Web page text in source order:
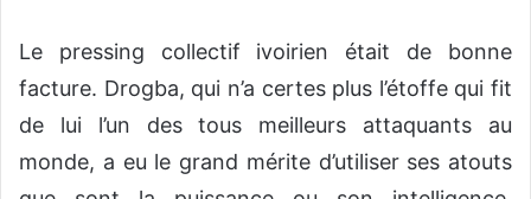
Le pressing collectif ivoirien était de bonne
facture. Drogba, qui n’a certes plus l’étoffe qui fit
de lui l’un des tous meilleurs attaquants au
monde, a eu le grand mérite d’utiliser ses atouts